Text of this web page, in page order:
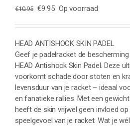
€10.95 Oorspronkelijke
was:
€10.95.
€9.95Huidige
is:
€9.95.
Op voorraad
HEAD ANTISHOCK SKIN PADEL
Geef je padelracket de
HEAD Antishock Skin Padel. Deze
voorkomt schade door stoten en
levensduur van je racket – ideaal
en fanatieke rallies. Met een
heeft de skin vrijwel geen invloed
speelgevoel van je racket. Wat je